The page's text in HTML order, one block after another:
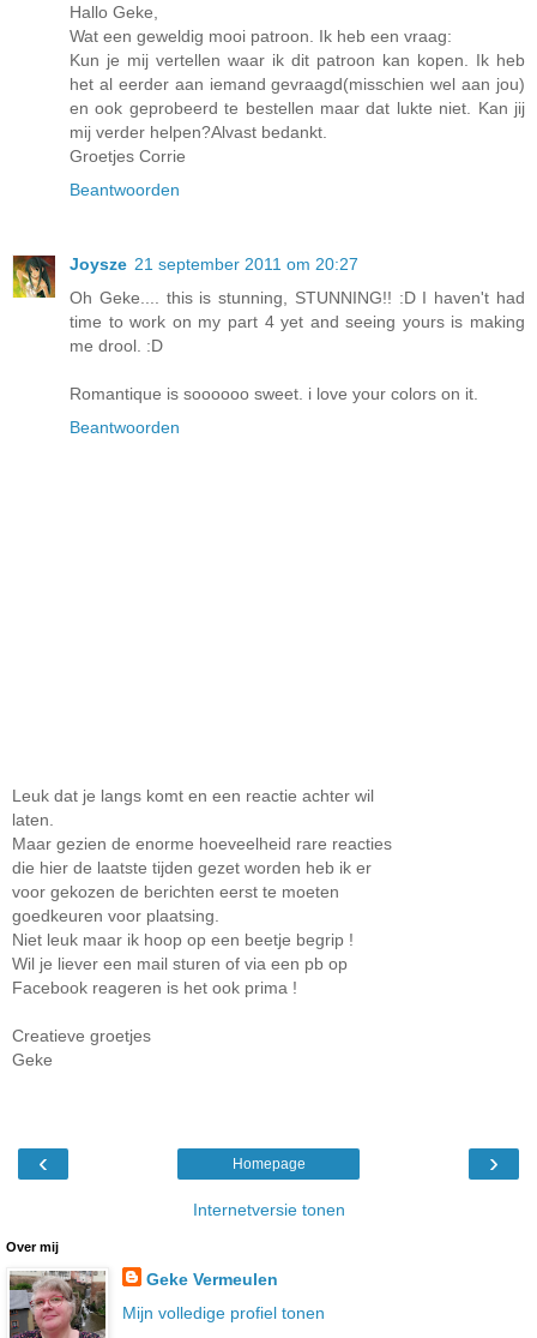
Hallo Geke,
Wat een geweldig mooi patroon. Ik heb een vraag:
Kun je mij vertellen waar ik dit patroon kan kopen. Ik heb
het al eerder aan iemand gevraagd(misschien wel aan jou)
en ook geprobeerd te bestellen maar dat lukte niet. Kan jij
mij verder helpen?Alvast bedankt.
Groetjes Corrie
Beantwoorden
Joysze 21 september 2011 om 20:27
Oh Geke.... this is stunning, STUNNING!! :D I haven't had
time to work on my part 4 yet and seeing yours is making
me drool. :D
Romantique is soooooo sweet. i love your colors on it.
Beantwoorden
Leuk dat je langs komt en een reactie achter wil
laten.
Maar gezien de enorme hoeveelheid rare reacties
die hier de laatste tijden gezet worden heb ik er
voor gekozen de berichten eerst te moeten
goedkeuren voor plaatsing.
Niet leuk maar ik hoop op een beetje begrip !
Wil je liever een mail sturen of via een pb op
Facebook reageren is het ook prima !
Creatieve groetjes
Geke
‹ ›
Homepage
Internetversie tonen
Over mij
Geke Vermeulen
Mijn volledige profiel tonen